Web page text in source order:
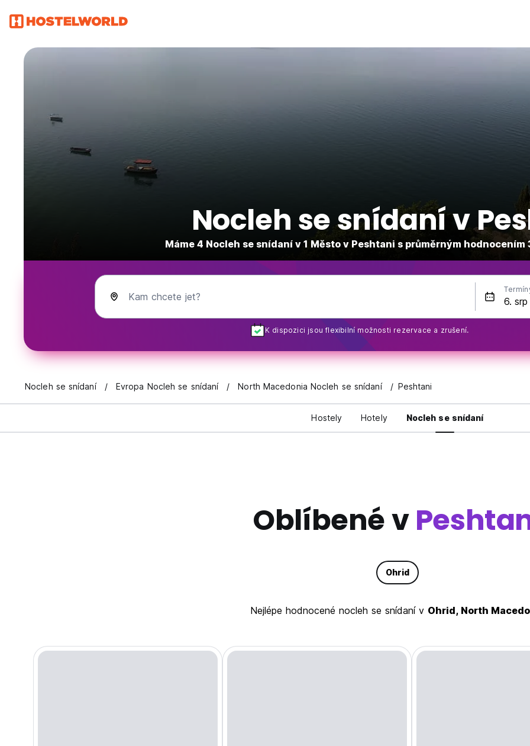
Nocleh se snídaní v
Máme 4 Nocleh se snídaní v 1 Město v Peshtani s průměrným
Kam chcete jet?
K dispozici jsou flexibilní možnosti rezervace a zrušení.
Nocleh se snídaní Evropa Nocleh se snídaní North Macedonia Nocleh se snídaní Peshtani
Hostely Hotely Nocleh se snídaní
Oblíbené v
Ohrid
Nejlépe hodnocené nocleh se snídaní v Ohrid, North